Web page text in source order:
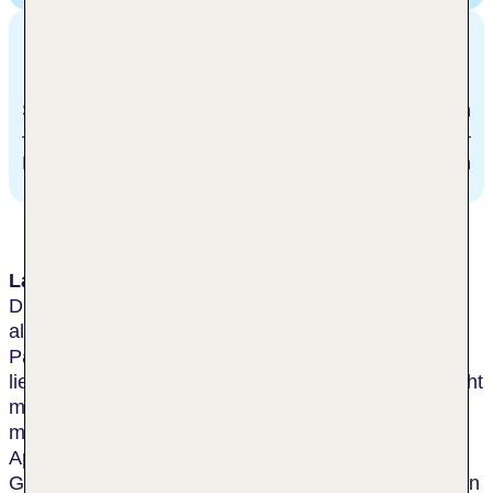
500 m
107.5 km
Lage & Umgebung
Dieses Boutique-Hotel befindet sich im Herzen des
alten Budapest. Das imposante Budapester
Parlamentsgebäude und die St.-Stephans-Basilika
liegen in Gehweite. Nach nur ungefähr 1,6 km erreicht
man den Roosevelt tér. Nach etwa 10 min erreicht
man Bankfilialen, Buchläden, Boutiquen und
Apotheken, das nächste Kino liegt in rund 20
Gehminuten Entfernung. Der internationale Flughafen